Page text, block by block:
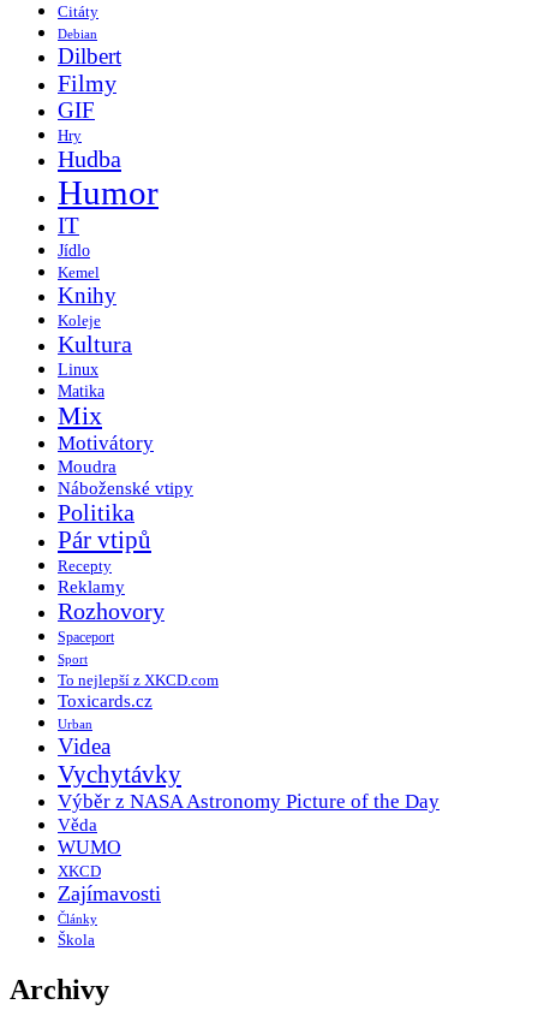
Citáty
Debian
Dilbert
Filmy
GIF
Hry
Hudba
Humor
IT
Jídlo
Kemel
Knihy
Koleje
Kultura
Linux
Matika
Mix
Motivátory
Moudra
Náboženské vtipy
Politika
Pár vtipů
Recepty
Reklamy
Rozhovory
Spaceport
Sport
To nejlepší z XKCD.com
Toxicards.cz
Urban
Videa
Vychytávky
Výběr z NASA Astronomy Picture of the Day
Věda
WUMO
XKCD
Zajímavosti
Články
Škola
Archivy